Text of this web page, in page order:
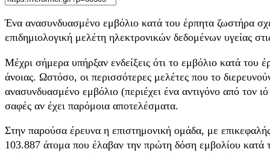
Ένα ανασυνδυασμένο εμβόλιο κατά του έρπητα ζωστήρα
επιδημιολογική μελέτη ηλεκτρονικών δεδομένων υγείας
Μέχρι σήμερα υπήρξαν ενδείξεις ότι το εμβόλιο κατά του
άνοιας. Ωστόσο, οι περισσότερες μελέτες που το
ανασυνδυασμένο εμβόλιο (περιέχει ένα αντιγόνο από τον
σαφές αν έχει παρόμοια αποτελέσματα.
Στην παρούσα έρευνα η επιστημονική ομάδα, με
103.887 άτομα που έλαβαν την πρώτη δόση εμβολίου